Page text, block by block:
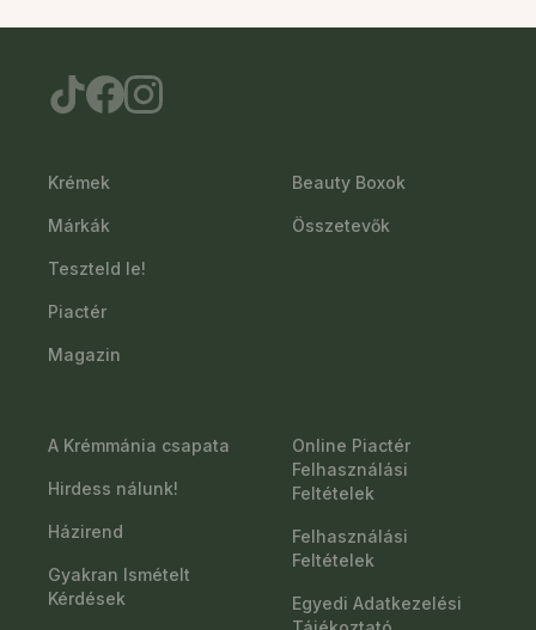
Krémek
Márkák
Teszteld le!
Piactér
Magazin
Beauty Boxok
Összetevők
A Krémmánia csapata
Hirdess nálunk!
Házirend
Gyakran Ismételt
Kérdések
Online Piactér
Felhasználási
Feltételek
Felhasználási
Feltételek
Egyedi Adatkezelési